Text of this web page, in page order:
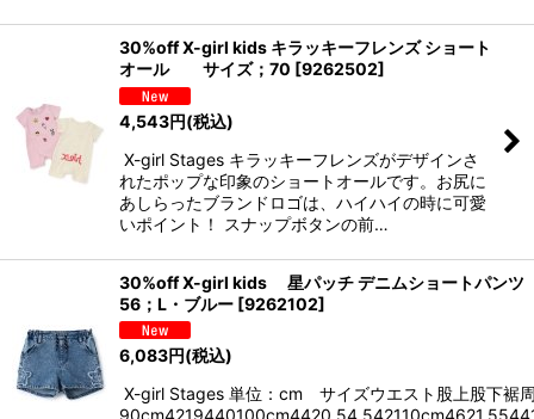
30%off X-girl kids キラッキーフレンズ ショート
オール サイズ；70 [9262502]
4,543円(税込)
X-girl Stages キラッキーフレンズがデザインさ
れたポップな印象のショートオールです。お尻に
あしらったブランドロゴは、ハイハイの時に可愛
いポイント！ スナップボタンの前…
30%off X-girl kids 星パッチ デニムショートパ
56；L・ブルー [9262102]
6,083円(税込)
X-girl Stages 単位：cm サイズウエスト股上股下裾